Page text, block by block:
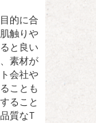
的に合
触りや
と良い
素材が
会社や
ことも
ること
質なT